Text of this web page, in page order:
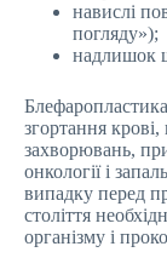
навислі
погляду»);
надлишок
згортання крові,
захворювань,
онкології і
випадку перед
століття
організму і